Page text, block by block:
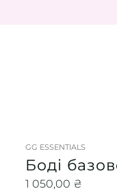
GG ESSENTIALS
Боді
1 050,00 ₴